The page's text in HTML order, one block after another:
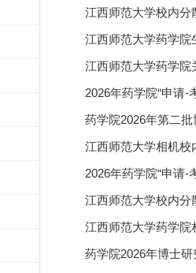
江西师范大学校内分
江西师范大学药学院
江西师范大学药学院
2026年药学院“申请-
药学院2026年第二
江西师范大学相机校
2026年药学院“申请-
江西师范大学校内分
江西师范大学药学院
药学院2026年博士